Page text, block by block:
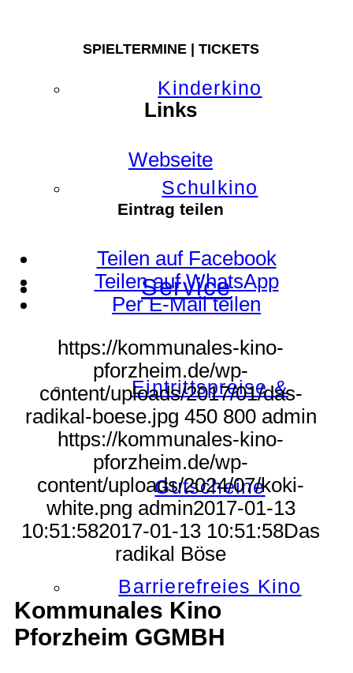
Kinderkino
Schulkino
Service
Eintrittspreise &
Gutscheine
Barrierefreies Kino
SPIELTERMINE | TICKETS
Links
Webseite
Eintrag teilen
Teilen auf Facebook
Teilen auf WhatsApp
Per E-Mail teilen
https://kommunales-kino-
pforzheim.de/wp-
content/uploads/2017/01/das-
radikal-boese.jpg 450 800 admin
https://kommunales-kino-
pforzheim.de/wp-
content/uploads/2024/07/koki-
white.png admin2017-01-13
10:51:582017-01-13 10:51:58Das
radikal Böse
Kommunales Kino
Pforzheim GGMBH